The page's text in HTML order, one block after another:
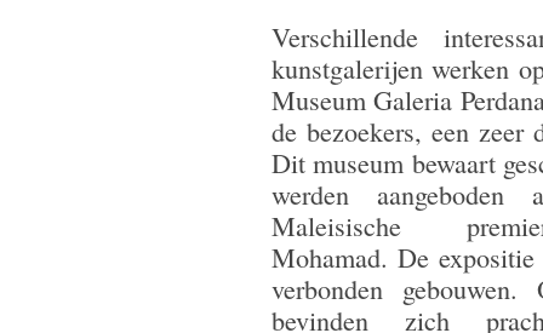
Verschillende
kunstgalerijen werken
Museum Galeria
de bezoekers, een zeer
Dit museum bewaart
werden
Maleisische
Mohamad. De
verbonden gebouwen.
bevinden zich